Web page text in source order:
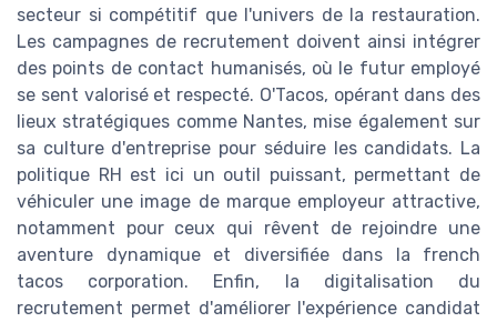
secteur si compétitif que l'univers de la restauration.
Les campagnes de recrutement doivent ainsi intégrer
des points de contact humanisés, où le futur employé
se sent valorisé et respecté. O'Tacos, opérant dans des
lieux stratégiques comme Nantes, mise également sur
sa culture d'entreprise pour séduire les candidats. La
politique RH est ici un outil puissant, permettant de
véhiculer une image de marque employeur attractive,
notamment pour ceux qui rêvent de rejoindre une
aventure dynamique et diversifiée dans la french
tacos corporation. Enfin, la digitalisation du
recrutement permet d'améliorer l'expérience candidat